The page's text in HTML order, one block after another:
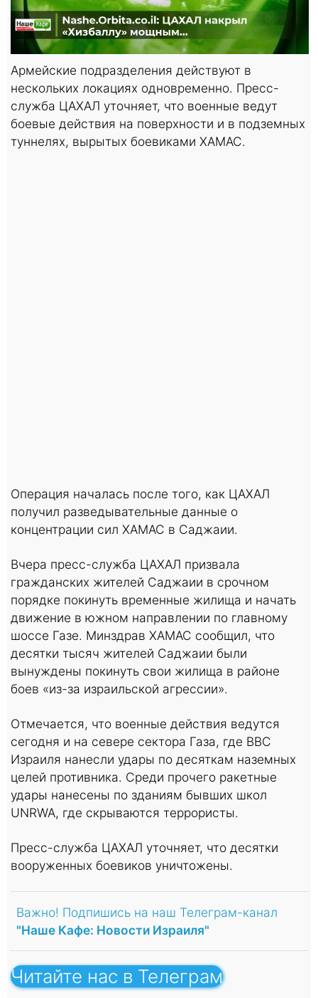
Армейские подразделения действуют в
нескольких локациях одновременно. Пресс-
служба ЦАХАЛ уточняет, что военные ведут
боевые действия на поверхности и в подземных
туннелях, вырытых боевиками ХАМАС.
Операция началась после того, как ЦАХАЛ
получил разведывательные данные о
концентрации сил ХАМАС в Саджаии.
Вчера пресс-служба ЦАХАЛ призвала
гражданских жителей Саджаии в срочном
порядке покинуть временные жилища и начать
движение в южном направлении по главному
шоссе Газе. Минздрав ХАМАС сообщил, что
десятки тысяч жителей Саджаии были
вынуждены покинуть свои жилища в районе
боев «из-за израильской агрессии».
Отмечается, что военные действия ведутся
сегодня и на севере сектора Газа, где ВВС
Израиля нанесли удары по десяткам наземных
целей противника. Среди прочего ракетные
удары нанесены по зданиям бывших школ
UNRWA, где скрываются террористы.
Пресс-служба ЦАХАЛ уточняет, что десятки
вооруженных боевиков уничтожены.
Важно! Подпишись на наш Телеграм-канал
"Наше Кафе: Новости Израиля"
Читайте нас в Телеграм